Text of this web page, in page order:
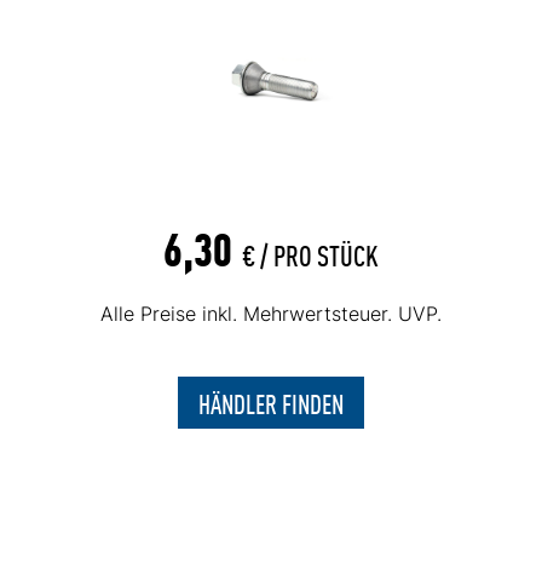
6,30 € /PRO STÜCK
Alle Preise inkl. Mehrwertsteuer. UVP.
HÄNDLER FINDEN